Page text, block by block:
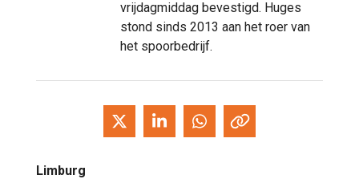
vrijdagmiddag bevestigd. Huges
stond sinds 2013 aan het roer van
het spoorbedrijf.
Limburg